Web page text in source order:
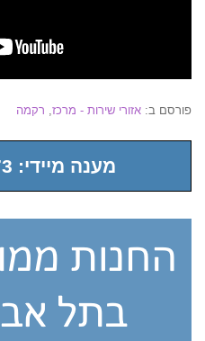
פורסם ב: אזורי שירות - מרכז רקמה
מענה מיידי: 072-3922-473